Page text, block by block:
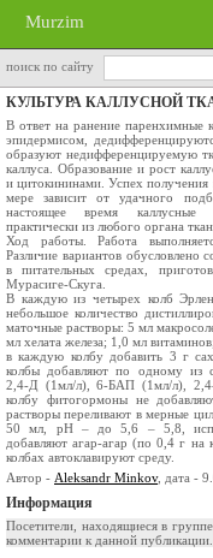
Murzim
поиск по сайту
КУЛЬТУРА КАЛЛУСНОЙ
В ответ на ранение паренхимные
эпидермисом,
образуют недифференцируемую
каллуса. Образование и рост
и цитокининами. Успех получения
мере зависит от удачного
настоящее время каллусные
практически из любого органа
Ход работы. Работа
Различие вариантов обусловлено
в питательных средах,
Мурасиге-Скуга.
В каждую из четырех колб
небольшое количество
маточные растворы: 5 мл
мл хелата железа; 1,0 мл
в каждую колбу добавить 3 г
колбы добавляют по одному из
2,4-Д (1мл/л), 6-БАП (1мл/л),
колбу фитогормоны не
растворы переливают в мерные
50 мл, рН – до 5,6 – 5,8,
добавляют агар-агар (по 0,4 г
колбах автоклавируют среду.
Автор - Aleksandr Minkov, дата -
Информация
Посетители, находящиеся в группе
комментарии к данной публикации.